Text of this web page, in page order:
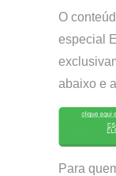
O
especial
abaixo e
Para